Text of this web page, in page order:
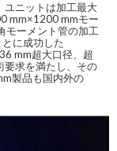
ユニットは加工最大
mm×1200 mmモー
モーメント管の加工
に成功した
mm超大口径、超
要求を満たし、その
製品も国内外の